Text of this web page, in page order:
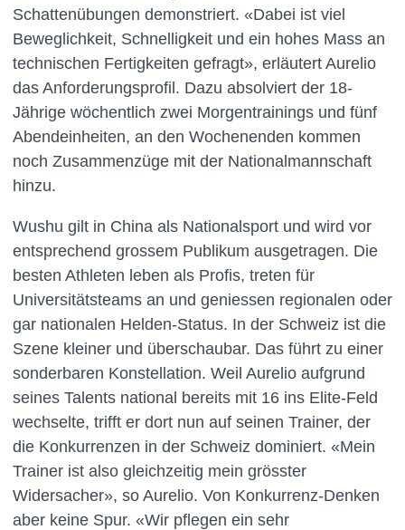
Schattenübungen demonstriert. «Dabei ist viel
Beweglichkeit, Schnelligkeit und ein hohes Mass an
technischen Fertigkeiten gefragt», erläutert Aurelio
das Anforderungsprofil. Dazu absolviert der 18-
Jährige wöchentlich zwei Morgentrainings und fünf
Abendeinheiten, an den Wochenenden kommen
noch Zusammenzüge mit der Nationalmannschaft
hinzu.
Wushu gilt in China als Nationalsport und wird vor
entsprechend grossem Publikum ausgetragen. Die
besten Athleten leben als Profis, treten für
Universitätsteams an und geniessen regionalen oder
gar nationalen Helden-Status. In der Schweiz ist die
Szene kleiner und überschaubar. Das führt zu einer
sonderbaren Konstellation. Weil Aurelio aufgrund
seines Talents national bereits mit 16 ins Elite-Feld
wechselte, trifft er dort nun auf seinen Trainer, der
die Konkurrenzen in der Schweiz dominiert. «Mein
Trainer ist also gleichzeitig mein grösster
Widersacher», so Aurelio. Von Konkurrenz-Denken
aber keine Spur. «Wir pflegen ein sehr